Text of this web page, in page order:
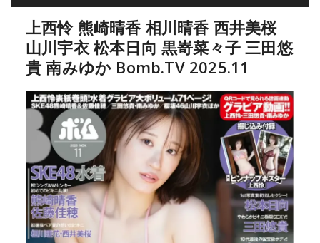
上西怜 熊崎晴香 相川晴香 西井美桜
山川宇衣 松本日向 黒嵜菜々子 三田悠
貴 南みゆか Bomb.TV 2025.11